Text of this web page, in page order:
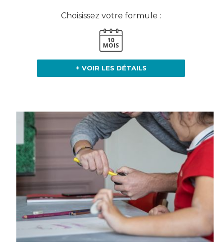
Choisissez votre formule :
+ VOIR LES DÉTAILS